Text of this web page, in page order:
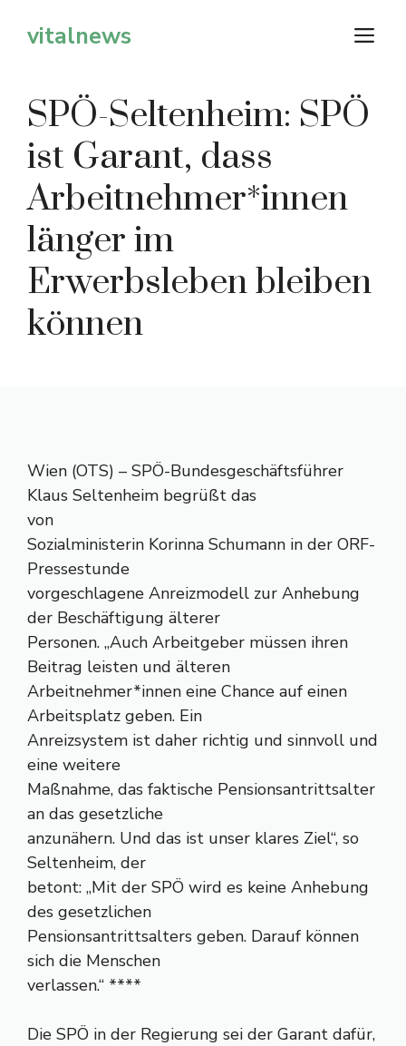
Inhaltvitalnews
SPÖ-Seltenheim: SPÖ
ist Garant, dass
Arbeitnehmer*innen
länger im
Erwerbsleben bleiben
können
Wien (OTS) – SPÖ-Bundesgeschäftsführer
Klaus Seltenheim begrüßt das
von
Sozialministerin Korinna Schumann in der ORF-
Pressestunde
vorgeschlagene Anreizmodell zur Anhebung
der Beschäftigung älterer
Personen. „Auch Arbeitgeber müssen ihren
Beitrag leisten und älteren
Arbeitnehmer*innen eine Chance auf einen
Arbeitsplatz geben. Ein
Anreizsystem ist daher richtig und sinnvoll und
eine weitere
Maßnahme, das faktische Pensionsantrittsalter
an das gesetzliche
anzunähern. Und das ist unser klares Ziel“, so
Seltenheim, der
betont: „Mit der SPÖ wird es keine Anhebung
des gesetzlichen
Pensionsantrittsalters geben. Darauf können
sich die Menschen
verlassen.“ ****
Die SPÖ in der Regierung sei der Garant dafür,